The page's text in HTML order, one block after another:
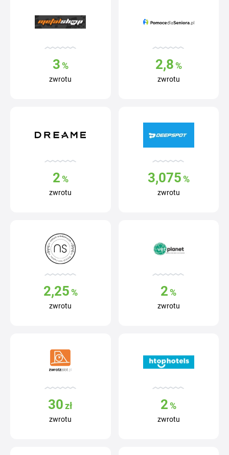
3%
zwrotu
2,8%
zwrotu
2%
zwrotu
3,075%
zwrotu
2,25%
zwrotu
2 %
zwrotu
30 zł
zwrotu
2 %
zwrotu